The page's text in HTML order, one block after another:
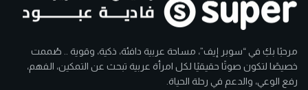
مرحبًا بكِ في “سوبر إيف”، مساحة عربية دافئة، ذكية، وقوية .. صُممت
خصيصًا لتكون صوتًا حقيقيًا لكل امرأة عربية تبحث عن التمكين، الفهم،
رفع الوعي، والدعم في رحلة الحياة.